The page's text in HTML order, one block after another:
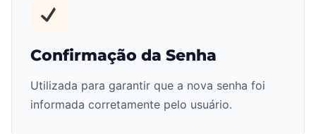
Confirmação da Senha
Utilizada para garantir que a nova senha foi
informada corretamente pelo usuário.